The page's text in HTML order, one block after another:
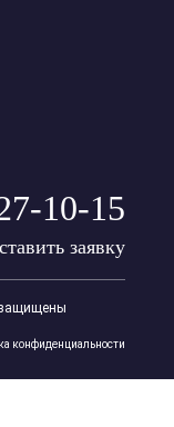
10-15
заявку
конфиденциальности